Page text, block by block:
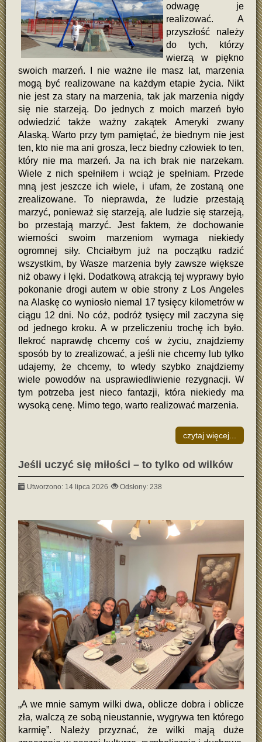
odwagę je
realizować. A
przyszłość należy
do tych, którzy
wierzą w piękno
swoich marzeń. I nie ważne ile masz lat, marzenia
mogą być realizowane na każdym etapie życia. Nikt
nie jest za stary na marzenia, tak jak marzenia nigdy
się nie starzeją. Do jednych z moich marzeń było
odwiedzić także ważny zakątek Ameryki zwany
Alaską. Warto przy tym pamiętać, że biednym nie jest
ten, kto nie ma ani grosza, lecz biedny człowiek to ten,
który nie ma marzeń. Ja na ich brak nie narzekam.
Wiele z nich spełniłem i wciąż je spełniam. Przede
mną jest jeszcze ich wiele, i ufam, że zostaną one
zrealizowane. To nieprawda, że ludzie przestają
marzyć, ponieważ się starzeją, ale ludzie się starzeją,
bo przestają marzyć. Jest faktem, że dochowanie
wierności swoim marzeniom wymaga niekiedy
ogromnej siły. Chciałbym już na początku radzić
wszystkim, by Wasze marzenia były zawsze większe
niż obawy i lęki. Dodatkową atrakcją tej wyprawy było
pokonanie drogi autem w obie strony z Los Angeles
na Alaskę co wyniosło niemal 17 tysięcy kilometrów w
ciągu 12 dni. No cóż, podróż tysięcy mil zaczyna się
od jednego kroku. A w przeliczeniu trochę ich było.
Ilekroć naprawdę chcemy coś w życiu, znajdziemy
sposób by to zrealizować, a jeśli nie chcemy lub tylko
udajemy, że chcemy, to wtedy szybko znajdziemy
wiele powodów na usprawiedliwienie rezygnacji. W
tym potrzeba jest nieco fantazji, która niekiedy ma
wysoką cenę. Mimo tego, warto realizować marzenia.
czytaj więcej...
Jeśli uczyć się miłości – to tylko od wilków
Utworzono: 14 lipca 2026 Odsłony: 238
„A we mnie samym wilki dwa, oblicze dobra i oblicze
zła, walczą ze sobą nieustannie, wygrywa ten którego
karmię”. Należy przyznać, że wilki mają duże